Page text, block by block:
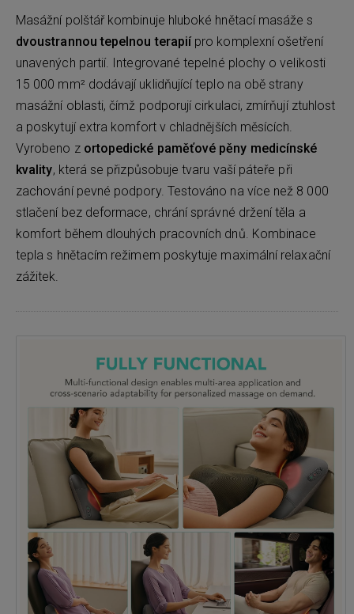
Masážní polštář kombinuje hluboké hnětací masáže s
dvoustrannou tepelnou terapiípro komplexní ošetření
unavených partií. Integrované tepelné plochy o velikosti
15 000 mm² dodávají uklidňující teplo na obě strany
masážní oblasti, čímž podporují cirkulaci, zmírňují ztuhlost
a poskytují extra komfort v chladnějších měsících.
Vyrobeno z ortopedické paměťové pěny medicínské
kvality, která se přizpůsobuje tvaru vaší páteře při
zachování pevné podpory. Testováno na více než 8 000
stlačení bez deformace, chrání správné držení těla a
komfort během dlouhých pracovních dnů. Kombinace
tepla s hnětacím režimem poskytuje maximální relaxační
zážitek.